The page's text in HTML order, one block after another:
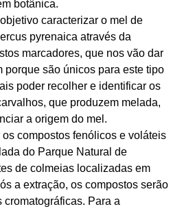
botânica.
caracterizar o mel de
pyrenaica através da
marcadores, que nos vão dar
porque são únicos para este tipo
poder recolher e identificar os
que produzem melada,
a origem do mel.
compostos fenólicos e voláteis
do Parque Natural de
de colmeias localizadas em
a extração, os compostos serão
Para a